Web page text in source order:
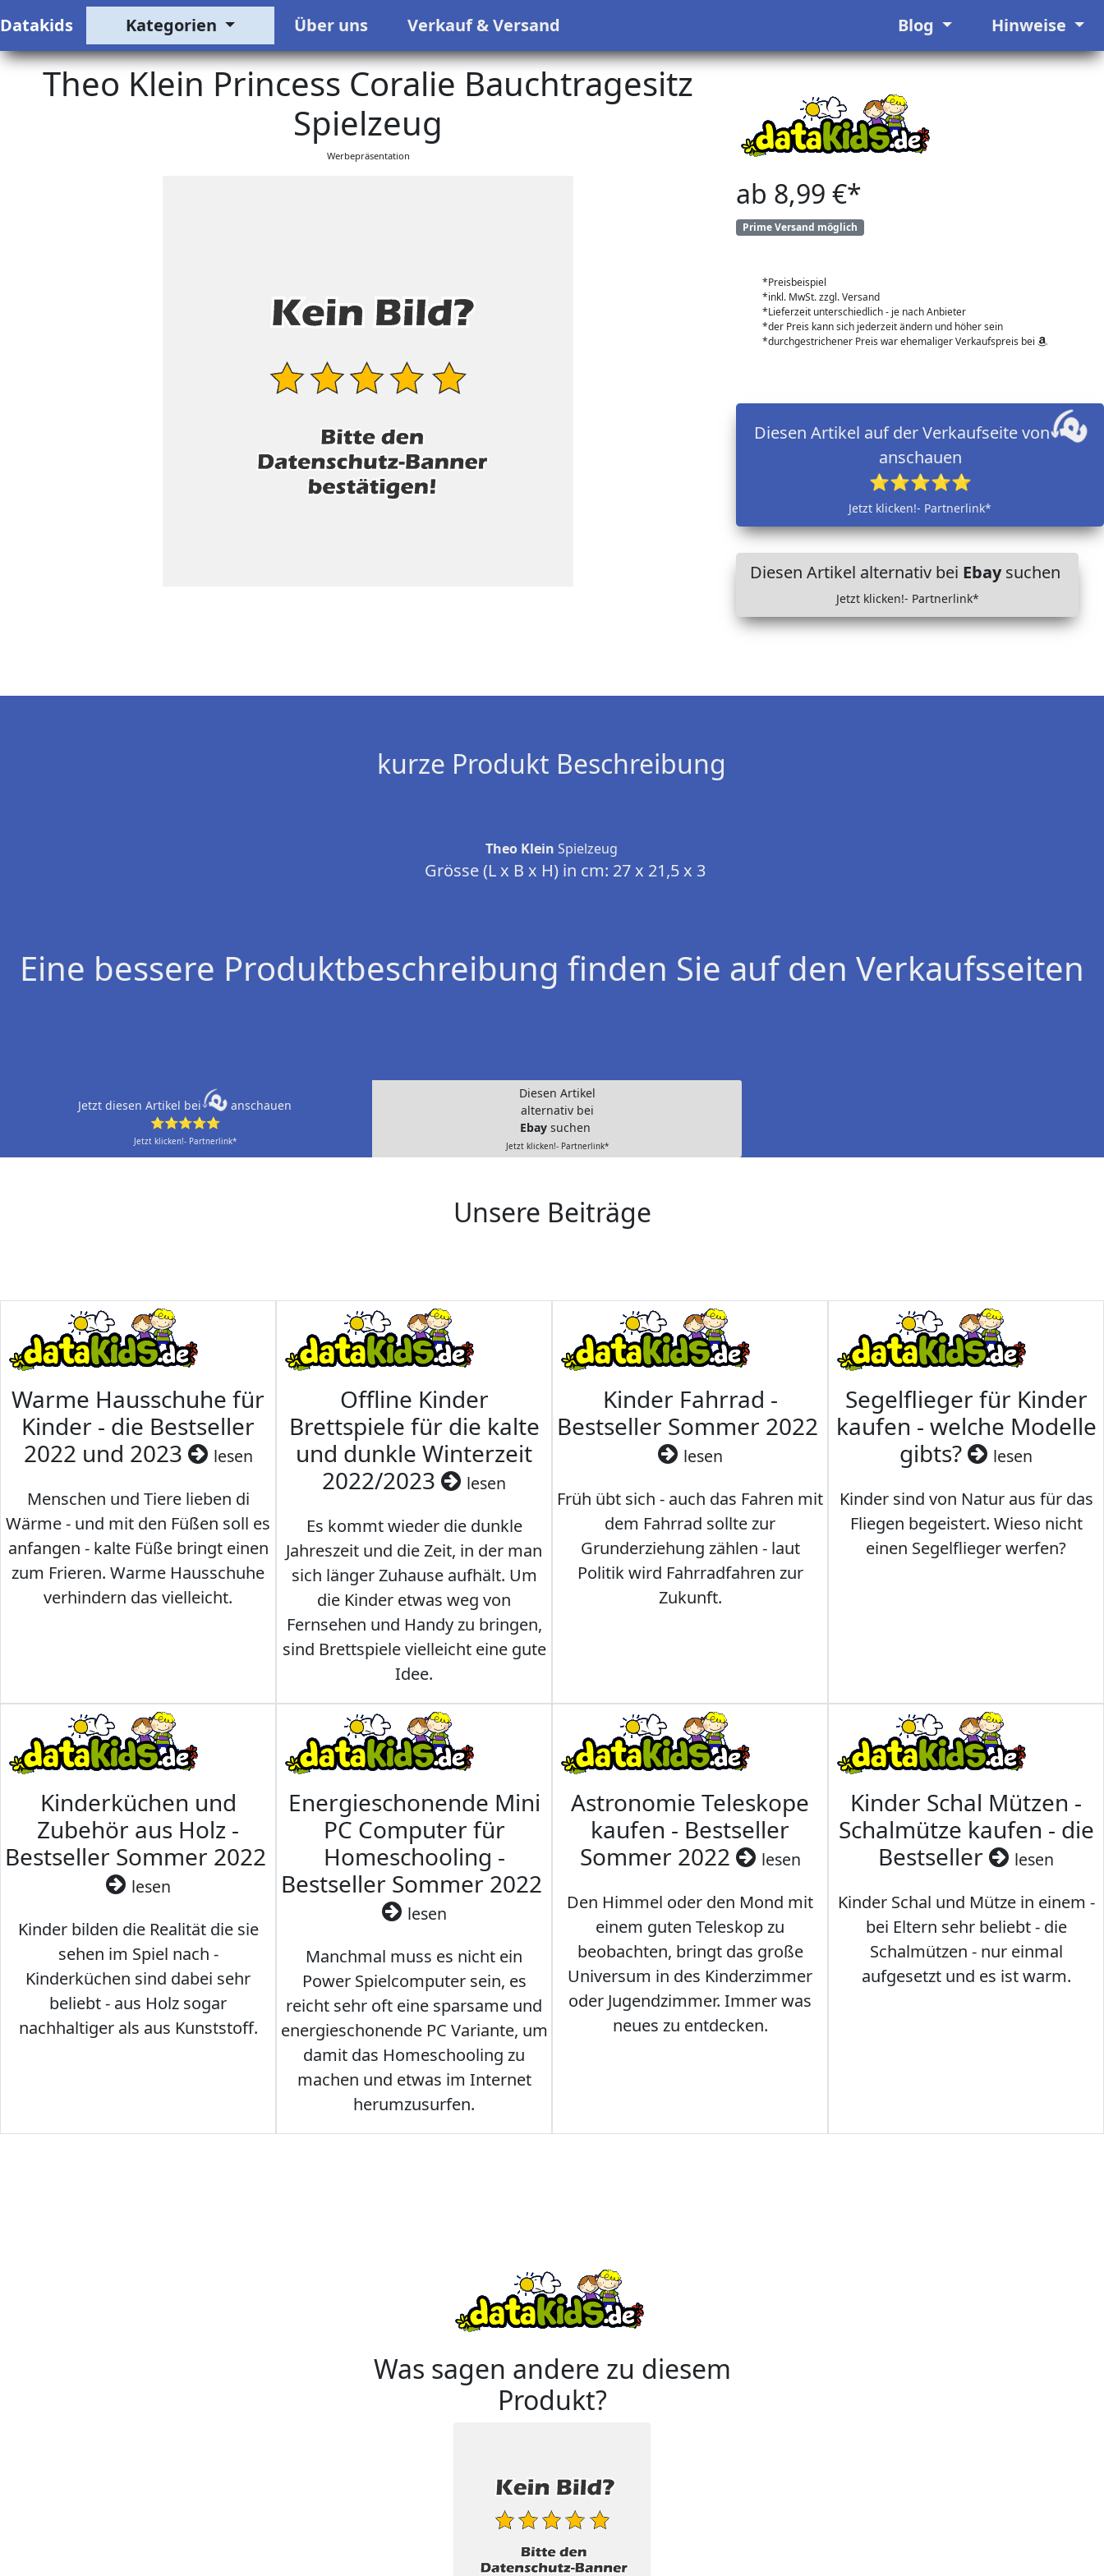
Datakids Kategorien Über uns Verkauf & Versand Blog Hinweise
Theo Klein Princess Coralie Bauchtragesitz
Spielzeug
Werbepräsentation
ab 8,99 €*
Prime Versand möglich
*Preisbeispiel
*inkl. MwSt. zzgl. Versand
*Lieferzeit unterschiedlich - je nach Anbieter
*der Preis kann sich jederzeit ändern und höher sein
*durchgestrichener Preis war ehemaliger Verkaufspreis bei
Diesen Artikel auf der Verkaufseite von
anschauen
⭐⭐⭐⭐⭐
Jetzt klicken!- Partnerlink*
Diesen Artikel alternativ bei Ebaysuchen
Jetzt klicken!- Partnerlink*
kurze Produkt Beschreibung
Theo Klein Spielzeug
Grösse (L x B x H) in cm: 27 x 21,5 x 3
Eine bessere Produktbeschreibung finden Sie auf den Verkaufsseiten
Jetzt diesen Artikel bei
anschauen
⭐⭐⭐⭐⭐
Jetzt klicken!- Partnerlink*
Diesen Artikel
alternativ bei
Ebay suchen
Jetzt klicken!- Partnerlink*
Unsere Beiträge
Warme Hausschuhe für
Kinder - die Bestseller
2022 und 2023
lesen
Menschen und Tiere lieben di
Wärme - und mit den Füßen soll es
anfangen - kalte Füße bringt einen
zum Frieren. Warme Hausschuhe
verhindern das vielleicht.
Offline Kinder
Brettspiele für die kalte
und dunkle Winterzeit
2022/2023
lesen
Es kommt wieder die dunkle
Jahreszeit und die Zeit, in der man
sich länger Zuhause aufhält. Um
die Kinder etwas weg von
Fernsehen und Handy zu bringen,
sind Brettspiele vielleicht eine gute
Idee.
Kinder Fahrrad -
Bestseller Sommer 2022
lesen
Früh übt sich - auch das Fahren mit
dem Fahrrad sollte zur
Grunderziehung zählen - laut
Politik wird Fahrradfahren zur
Zukunft.
Segelflieger für Kinder
kaufen - welche Modelle
gibts?
lesen
Kinder sind von Natur aus für das
Fliegen begeistert. Wieso nicht
einen Segelflieger werfen?
Kinderküchen und
Zubehör aus Holz -
Bestseller Sommer 2022
lesen
Kinder bilden die Realität die sie
sehen im Spiel nach -
Kinderküchen sind dabei sehr
beliebt - aus Holz sogar
nachhaltiger als aus Kunststoff.
Energieschonende Mini
PC Computer für
Homeschooling -
Bestseller Sommer 2022
lesen
Manchmal muss es nicht ein
Power Spielcomputer sein, es
reicht sehr oft eine sparsame und
energieschonende PC Variante, um
damit das Homeschooling zu
machen und etwas im Internet
herumzusurfen.
Astronomie Teleskope
kaufen - Bestseller
Sommer 2022
lesen
Den Himmel oder den Mond mit
einem guten Teleskop zu
beobachten, bringt das große
Universum in des Kinderzimmer
oder Jugendzimmer. Immer was
neues zu entdecken.
Kinder Schal Mützen -
Schalmütze kaufen - die
Bestseller
lesen
Kinder Schal und Mütze in einem -
bei Eltern sehr beliebt - die
Schalmützen - nur einmal
aufgesetzt und es ist warm.
Was sagen andere zu diesem
Produkt?